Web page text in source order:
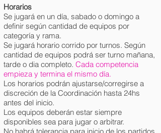
Horarios
Se jugará en un día, sabado o domingo a
definir según cantidad de equipos por
categoría y rama.
Se jugará horario corrido por turnos. Según
cantidad de equipos podrá ser turno mañana,
tarde o dia completo. Cada competencia
empieza y termina el mismo día.
Los horarios podrán ajustarse/corregirse a
discreción de la Coordinación hasta 24hs
antes del inicio.
Los equipos deberán estar siempre
disponibles sea para jugar o arbitrar.